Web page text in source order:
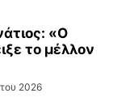
«Ο
το μέλλον
2026